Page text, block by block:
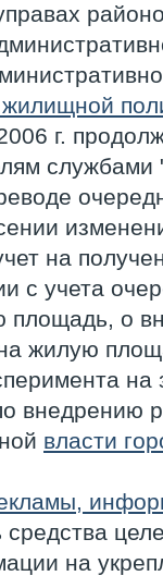
г.
на
с учета
площадь, о
жилую
внедрению
власти
средства
на